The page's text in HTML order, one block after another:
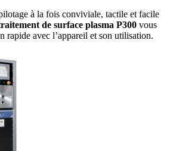
à la fois conviviale, tactile et facile
de surface plasma P300 vous
rapide avec l’appareil et son utilisation.